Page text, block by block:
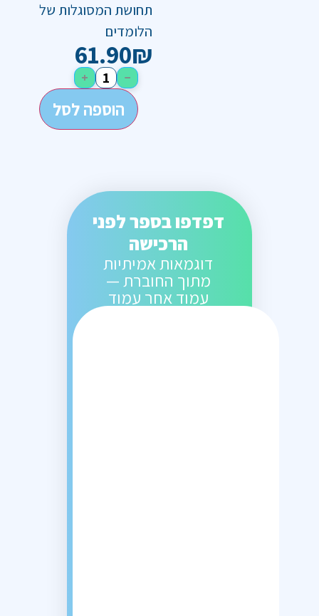
תחושת המסוגלות של
הלומדים
61.90₪
−
+
הוספה לסל
דפדפו בספר לפני
הרכישה
דוגמאות אמיתיות
מתוך החוברת —
עמוד אחר עמוד